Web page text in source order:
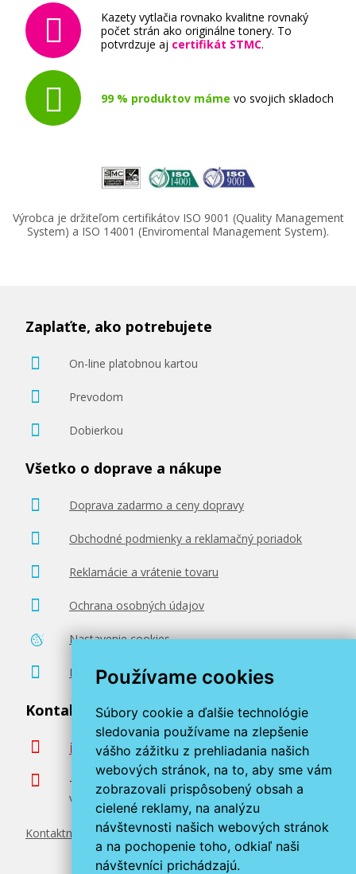
Používame cookies
Súbory cookie a ďalšie technológie
sledovania používame na zlepšenie
vášho zážitku z prehliadania našich
webových stránok, na to, aby sme vám
zobrazovali prispôsobený obsah a
cielené reklamy, na analýzu
návštevnosti našich webových stránok
a na pochopenie toho, odkiaľ naši
návštevníci prichádzajú.
Kazety vytlačia rovnako kvalitne rovnaký
počet strán ako originálne tonery. To
potvrdzuje aj certifikát STMC.
99 % produktov máme vo svojich skladoch
Výrobca je držiteľom certifikátov ISO 9001 (Quality Management
System) a ISO 14001 (Enviromental Management System).
Zaplaťte, ako potrebujete
On-line platobnou kartou
Prevodom
Dobierkou
Všetko o doprave a nákupe
Doprava zadarmo a ceny dopravy
Obchodné podmienky a reklamačný poriadok
Reklamácie a vrátenie tovaru
Ochrana osobných údajov
Nastavenie cookies
Poradenstvo zadarmo
Kontaktujte nás
info@miroluk.sk
+420 377 222 313
Volajte v pracovné dni od 8. do 17. hod.
Kontaktné údaje